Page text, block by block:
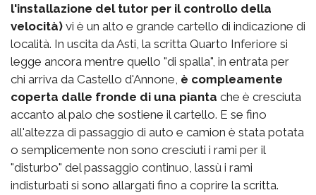
l'installazione del tutor per il controllo della
velocità) vi è un alto e grande cartello di indicazione di
località. In uscita da Asti, la scritta Quarto Inferiore si
legge ancora mentre quello "di spalla", in entrata per
chi arriva da Castello d'Annone, è compleamente
coperta dalle fronde di una pianta che è cresciuta
accanto al palo che sostiene il cartello. E se fino
all'altezza di passaggio di auto e camion è stata potata
o semplicemente non sono cresciuti i rami per il
"disturbo" del passaggio continuo, lassù i rami
indisturbati si sono allargati fino a coprire la scritta.